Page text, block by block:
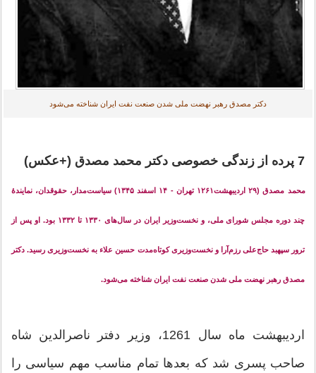
دکتر مصدق رهبر نهضت ملی شدن صنعت نفت ایران شناخته می‌شود
7 پرده‌ از‌ زندگی‌ خصوصی‌ دکتر محمد مصدق (+عکس)
محمد مصدق (۲۹ اردیبهشت۱۲۶۱ تهران - ۱۴ اسفند ۱۳۴۵) سیاست‌مدار، حقوقدان، نمایندهٔ
چند دوره مجلس شورای ملی، و نخست‌وزیر ایران در سال‌های ۱۳۳۰ تا ۱۳۳۲ بود. او پس از
ترور سپهبد حاج‌علی رزم‌آرا و نخست‌وزیری کوتاه‌مدت حسین علاء به نخست‌وزیری رسید. دکتر
مصدق رهبر نهضت ملی شدن صنعت نفت ایران شناخته می‌شود.
اردیبهشت ماه سال 1261، وزیر دفتر ناصرالدین شاه
صاحب پسری شد که بعدها تمام مناسب مهم سیاسی را